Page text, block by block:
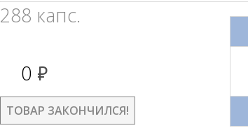
288 капс.
0 руб.
ТОВАР ЗАКОНЧИЛСЯ!